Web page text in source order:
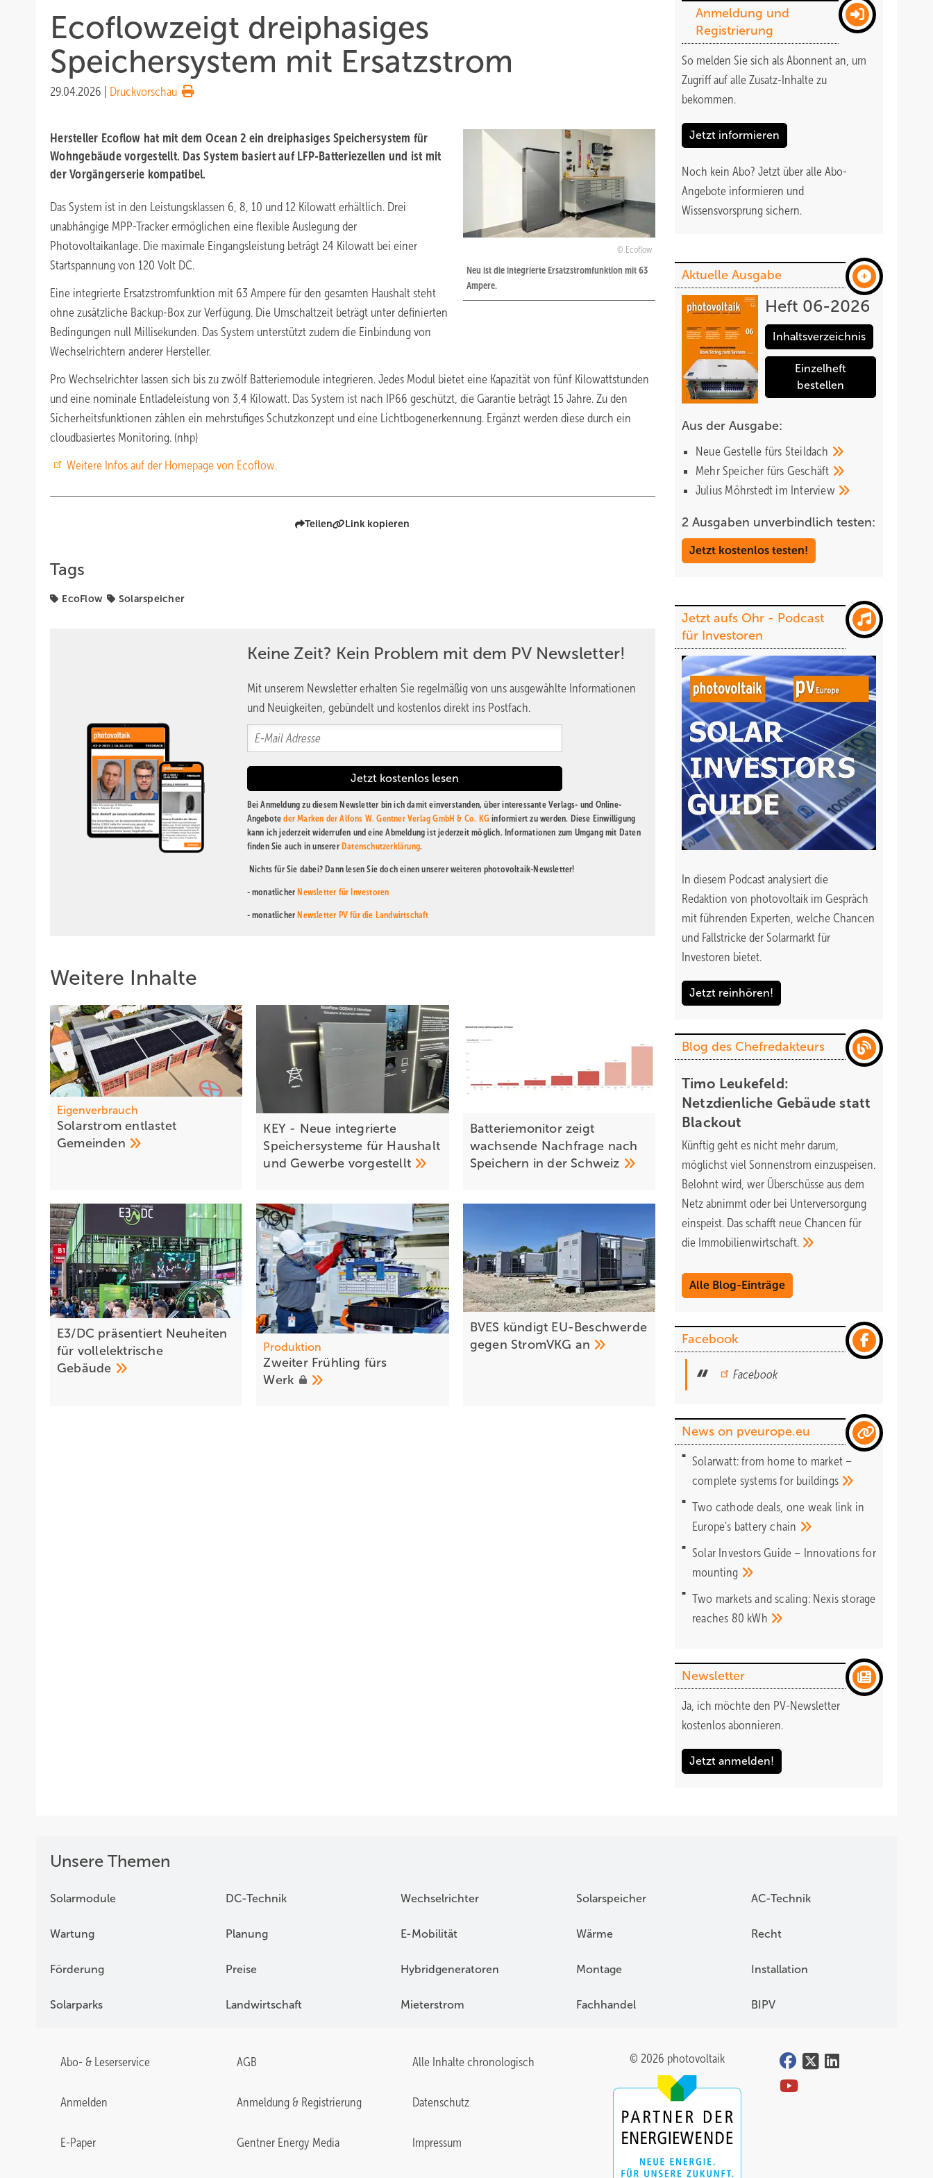
Ecoflowzeigt dreiphasiges
Speichersystem mit Ersatzstrom
29.04.2026 Druckvorschau
Ecoflow
Neu ist die integrierte Ersatzstromfunktion mit 63
Ampere.
Hersteller Ecoflow hat mit dem Ocean 2 ein dreiphasiges Speichersystem für
Wohngebäude vorgestellt. Das System basiert auf LFP-Batteriezellen und ist mit
der Vorgängerserie kompatibel.
Das System ist in den Leistungsklassen 6, 8, 10 und 12 Kilowatt erhältlich. Drei
unabhängige MPP-Tracker ermöglichen eine flexible Auslegung der
Photovoltaikanlage. Die maximale Eingangsleistung beträgt 24 Kilowatt bei einer
Startspannung von 120 Volt DC.
Eine integrierte Ersatzstromfunktion mit 63 Ampere für den gesamten Haushalt steht
ohne zusätzliche Backup-Box zur Verfügung. Die Umschaltzeit beträgt unter definierten
Bedingungen null Millisekunden. Das System unterstützt zudem die Einbindung von
Wechselrichtern anderer Hersteller.
Pro Wechselrichter lassen sich bis zu zwölf Batteriemodule integrieren. Jedes Modul bietet eine Kapazität von fünf Kilowattstunden
und eine nominale Entladeleistung von 3,4 Kilowatt. Das System ist nach IP66 geschützt, die Garantie beträgt 15 Jahre. Zu den
Sicherheitsfunktionen zählen ein mehrstufiges Schutzkonzept und eine Lichtbogenerkennung. Ergänzt werden diese durch ein
cloudbasiertes Monitoring. (nhp)
Weitere Infos auf der Homepage von Ecoflow.
Teilen Link kopieren
Tags
EcoFlow Solarspeicher
Keine Zeit? Kein Problem mit dem PV Newsletter!
Mit unserem Newsletter erhalten Sie regelmäßig von uns ausgewählte Informationen
und Neuigkeiten, gebündelt und kostenlos direkt ins Postfach.
Bei Anmeldung zu diesem Newsletter bin ich damit einverstanden, über interessante Verlags- und Online-
Angeboteder Marken der Alfons W. Gentner Verlag GmbH & Co. KG informiert zu werden. Diese Einwilligung
kann ich jederzeit widerrufen und eine Abmeldung ist jederzeit möglich. Informationen zum Umgang mit Daten
finden Sie auch in unserer Datenschutzerklärung.
Nichts für Sie dabei? Dann lesen Sie doch einen unserer weiteren photovoltaik-Newsletter!
- monatlicher Newsletter für Investoren
- monatlicher Newsletter PV für die Landwirtschaft
Weitere Inhalte
Eigenverbrauch
Solarstrom entlastet
Gemeinden
KEY - Neue integrierte
Speichersysteme für Haushalt
und Gewerbe vorgestellt
Batteriemonitor zeigt
wachsende Nachfrage nach
Speichern in der Schweiz
E3/DC präsentiert Neuheiten
für vollelektrische
Gebäude
Produktion
Zweiter Frühling fürs
Werk
BVES kündigt EU-Beschwerde
gegen StromVKG an
Anmeldung und
Registrierung
So melden Sie sich als Abonnent an, um
Zugriff auf alle Zusatz-Inhalte zu
bekommen.
Jetzt informieren
Noch kein Abo? Jetzt über alle Abo-
Angebote informieren und
Wissensvorsprung sichern.
Aktuelle Ausgabe
Heft 06-2026
Inhaltsverzeichnis
Einzelheft
bestellen
Aus der Ausgabe:
Neue Gestelle fürs Steildach
Mehr Speicher fürs Geschäft
Julius Möhrstedt im Interview
2 Ausgaben unverbindlich testen:
Jetzt kostenlos testen!
Jetzt aufs Ohr - Podcast
für Investoren
In diesem Podcast analysiert die
Redaktion von photovoltaik im Gespräch
mit führenden Experten, welche Chancen
und Fallstricke der Solarmarkt für
Investoren bietet.
Jetzt reinhören!
Blog des Chefredakteurs
Timo Leukefeld:
Netzdienliche Gebäude statt
Blackout
Künftig geht es nicht mehr darum,
möglichst viel Sonnenstrom einzuspeisen.
Belohnt wird, wer Überschüsse aus dem
Netz abnimmt oder bei Unterversorgung
einspeist. Das schafft neue Chancen für
die Immobilienwirtschaft.
Alle Blog-Einträge
Facebook
Facebook
News on pveurope.eu
Solarwatt: from home to market –
complete systems for buildings
Two cathode deals, one weak link in
Europe's batterychain
Solar Investors Guide – Innovations for
mounting
Two markets and scaling: Nexis storage
reaches 80 kWh
Newsletter
Ja, ich möchte den PV-Newsletter
kostenlos abonnieren.
Jetzt anmelden!
Unsere Themen
Solarmodule DC-Technik Wechselrichter Solarspeicher AC-Technik
Wartung Planung E-Mobilität Wärme Recht
Förderung Preise Hybridgeneratoren Montage Installation
Solarparks Landwirtschaft Mieterstrom Fachhandel BIPV
Abo- & Leserservice AGB Alle Inhalte chronologisch
Anmelden Anmeldung & Registrierung Datenschutz
E-Paper Gentner Energy Media Impressum
© 2026 photovoltaik